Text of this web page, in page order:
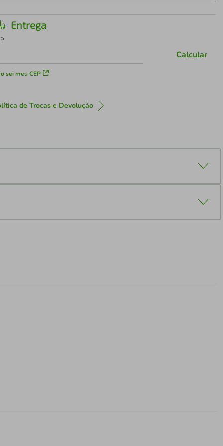
Entrega
sei meu CEP
Calcular
de Trocas e Devolução